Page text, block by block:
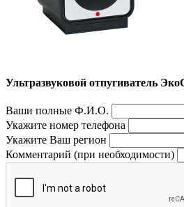
Ультразвуковой отпугиватель
Ваши полные Ф.И.О.
Укажите номер телефона
Укажите Ваш регион
Комментарий (при необходимости)